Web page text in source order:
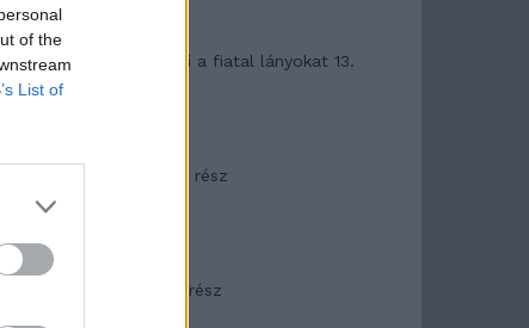
of the
List of
T. szereti a fiatal lányokat 13.
Minka 10. rész
Minka 9. rész